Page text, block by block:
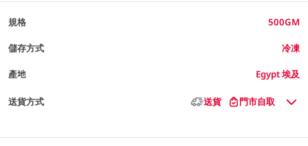
規格 500GM
儲存方式 冷凍
產地 Egypt 埃及
送貨方式 送貨 門市自取